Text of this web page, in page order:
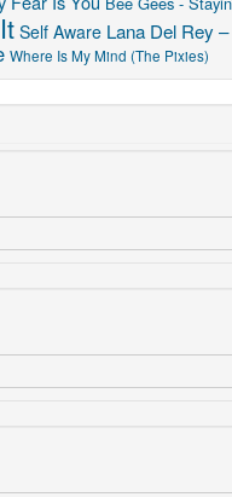
Self Aware Lana Del Rey
Where Is My Mind (The Pixies)